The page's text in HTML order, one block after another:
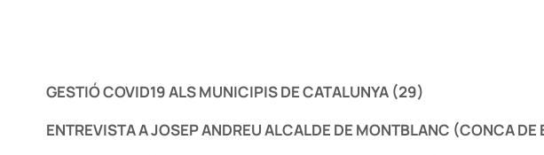
GESTIÓ COVID19 ALS MUNICIPIS DE CATALUNYA (29)
ENTREVISTA A JOSEP ANDREU ALCALDE DE MONTBLANC (CONCA DE